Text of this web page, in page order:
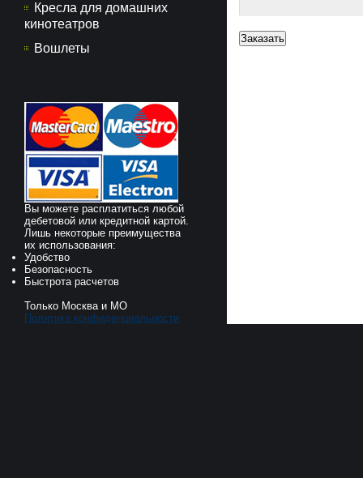
Кресла для домашних
кинотеатров
Вошлеты
Вы можете расплатиться любой
дебетовой или кредитной картой.
Лишь некоторые преимущества
их использования:
Удобство
Безопасность
Быстрота расчетов
Только Москва и МО
Политика конфиденциальности